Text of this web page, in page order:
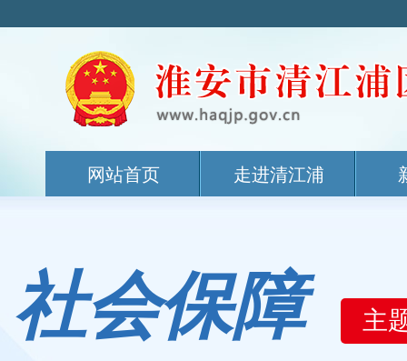
网站首页 走进清江浦
社会保障 主